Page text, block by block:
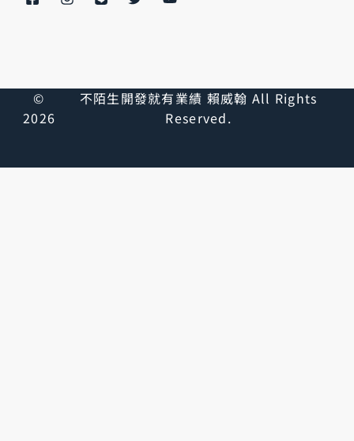
©
2026
不陌生開發就有業績 賴威翰 All Rights
Reserved.